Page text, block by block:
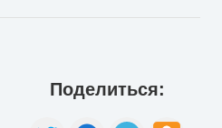
Поделиться: